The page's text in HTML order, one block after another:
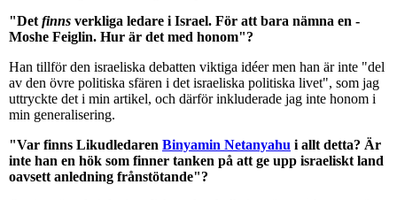
"Det finns verkliga ledare i Israel. För att bara nämna en -
Moshe Feiglin. Hur är det med honom"?
Han tillför den israeliska debatten viktiga idéer men han är inte "del
av den övre politiska sfären i det israeliska politiska livet", som jag
uttryckte det i min artikel, och därför inkluderade jag inte honom i
min generalisering.
"Var finns Likudledaren Binyamin Netanyahu i allt detta? Är
inte han en hök som finner tanken på att ge upp israeliskt land
oavsett anledning frånstötande"?